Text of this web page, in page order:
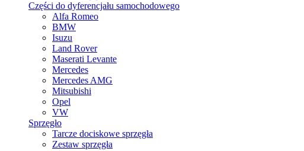
Części do dyferencjału samochodowego
Alfa Romeo
BMW
Isuzu
Land Rover
Maserati Levante
Mercedes
Mercedes AMG
Mitsubishi
Opel
VW
Sprzęgło
Tarcze dociskowe sprzęgła
Zestaw sprzęgła